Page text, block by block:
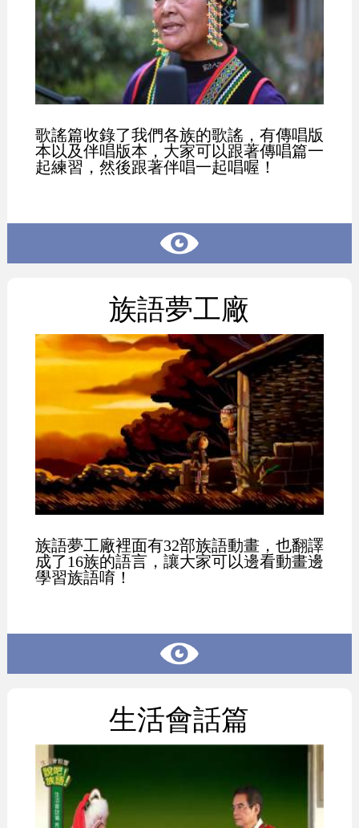
歌謠篇收錄了我們各族的歌謠，有傳唱版
本以及伴唱版本，大家可以跟著傳唱篇一
起練習，然後跟著伴唱一起唱喔！
族語夢工廠
族語夢工廠裡面有32部族語動畫，也翻譯
成了16族的語言，讓大家可以邊看動畫邊
學習族語唷！
生活會話篇